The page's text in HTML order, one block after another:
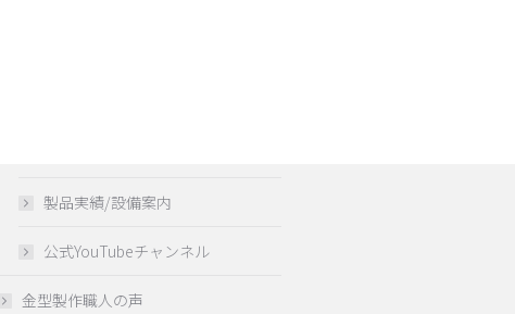
製品実績/設備案内
公式YouTubeチャンネル
金型製作職人の声